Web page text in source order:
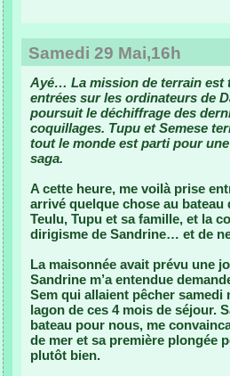
Samedi 29 Mai,16h
Ayé… La mission de terrain est
entrées sur les ordinateurs de
poursuit le déchiffrage des
coquillages. Tupu et Semese
tout le monde est parti pour
saga.
A cette heure, me voilà prise
arrivé quelque chose au bateau
Teulu, Tupu et sa famille, et la
dirigisme de Sandrine… et de
La maisonnée avait prévu une
Sandrine m’a entendue
Sem qui allaient pêcher
lagon de ces 4 mois de séjour.
bateau pour nous, me
de mer et sa première plongée
plutôt bien.